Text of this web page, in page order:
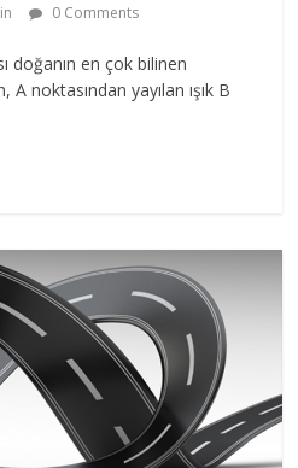
0 Comments
doğanın en çok bilinen
noktasından yayılan ışık B